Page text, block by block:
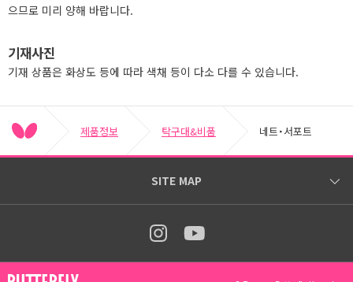
으므로 미리 양해 바랍니다.
기재사진
기재 상품은 화상도 등에 따라 색채 등이 다소 다를 수 있습니다.
제품정보 탁구대&비품 네트・서포트
SITE MAP
버터플라이 탁구용품 톱페이지